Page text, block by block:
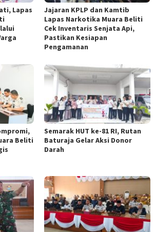
Lapas
Jajaran KPLP dan Kamtib
Lapas Narkotika Muara Beliti
Cek Inventaris Senjata Api,
Pastikan Kesiapan
Pengamanan
Beliti
Semarak HUT ke-81 RI, Rutan
Baturaja Gelar Aksi Donor
Darah